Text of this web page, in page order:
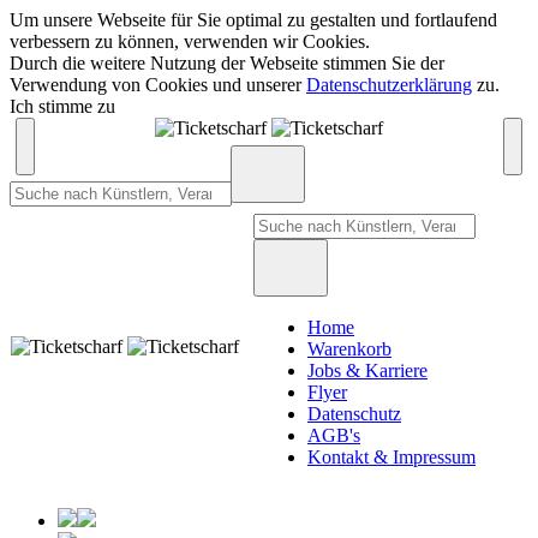
Um unsere Webseite für Sie optimal zu gestalten und fortlaufend
verbessern zu können, verwenden wir Cookies.
Durch die weitere Nutzung der Webseite stimmen Sie der
Verwendung von Cookies und unsererDatenschutzerklärung zu.
Ich stimme zu
Home
Warenkorb
Jobs & Karriere
Flyer
Datenschutz
AGB's
Kontakt & Impressum